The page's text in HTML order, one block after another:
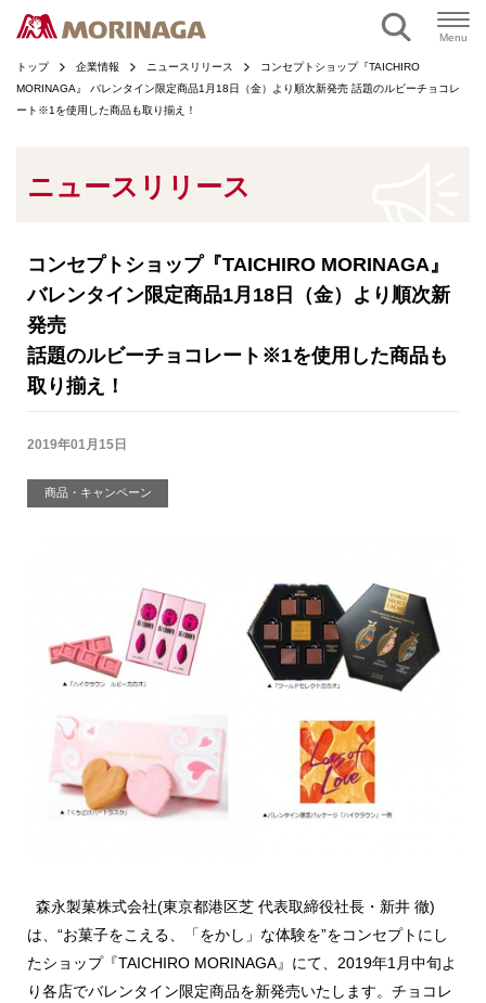
Menu
トップ 企業情報 ニュースリリース
コンセプトショップ『TAICHIRO
MORINAGA』 バレンタイン限定商品1月18日（金）より順次新発売 話題のルビーチョコレ
ート※1を使用した商品も取り揃え！
ニュースリリース
コンセプトショップ『TAICHIRO MORINAGA』
バレンタイン限定商品1月18日（金）より順次新
発売
話題のルビーチョコレート※1を使用した商品も
取り揃え！
2019年01月15日
商品・キャンペーン
森永製菓株式会社(東京都港区芝 代表取締役社長・新井 徹)
は、“お菓子をこえる、「をかし」な体験を”をコンセプトにし
たショップ『TAICHIRO MORINAGA』にて、2019年1月中旬よ
り各店でバレンタイン限定商品を新発売いたします。チョコレ